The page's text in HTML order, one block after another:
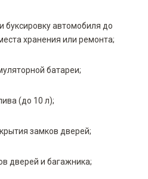
буксировку автомобиля до
хранения или ремонта;
батареи;
(до 10 л);
замков дверей;
дверей и багажника;